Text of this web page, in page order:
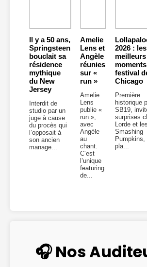
Il y a 50 ans,
Springsteen
bouclait sa
résidence
mythique
du New
Jersey
Interdit de
studio par un
juge à cause
du procès qui
l’opposait à
son ancien
manage...
Amelie
Lens et
Angèle
réunies
sur «
run »
Amelie
Lens
publie «
run »,
avec
Angèle
au
chant.
C’est
l’unique
featuring
de...
2026 :
meilleurs
festival
Chicago
Première
historique
SB19,
surprises
Lorde et les
Smashing
Pumpkins,
pla...
🎧 Nos